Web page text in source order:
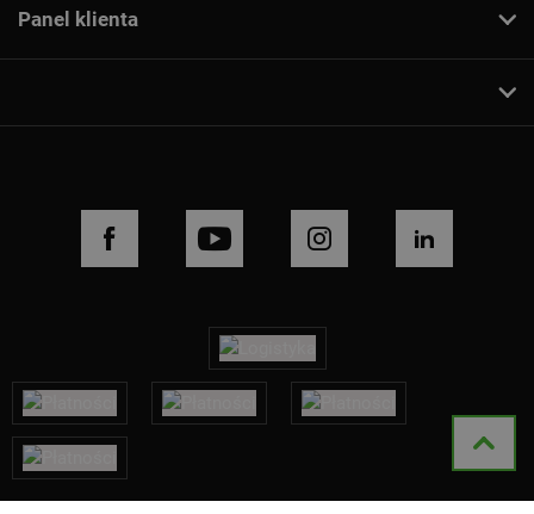
Panel klienta
FACEBOOK YOUTUBE INSTAGRAM LINKEDIN